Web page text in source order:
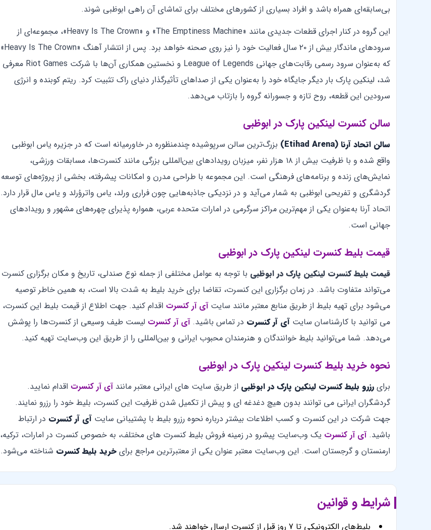
بی‌سابقه‌ای همراه باشد و افراد بسیاری از کشورهای مختلف برای تماشای آن راهی ابوظبی شوند.
این گروه در کنار اجرای قطعات جدیدی مانند «The Emptiness Machine» و «Heavy Is The Crown»، مجموعه‌ای از
سرودهای ماندگار بیش از ۲۰ سال فعالیت خود را نیز روی صحنه خواهد برد. پس از انتشار آهنگ «Heavy Is The Crown»
که به‌عنوان سرود رسمی رقابت‌های جهانی League of Legends و نخستین همکاری آن‌ها با شرکت Riot Games معرفی
شد، لینکین پارک بار دیگر جایگاه خود را به‌عنوان یکی از صداهای تأثیرگذار دنیای راک تثبیت کرد. ریتم کوبنده و انرژی
سرودین این قطعه، روح تازه و جسورانه گروه را بازتاب می‌دهد.
سالن کنسرت لینکین پارک در ابوظبی
سالن اتحاد آرنا (Etihad Arena)
بزرگ‌ترین سالن سرپوشیده چندمنظوره در خاورمیانه است که در جزیره یاس ابوظبی
واقع شده و با ظرفیت بیش از ۱۸ هزار نفر، میزبان رویدادهای بین‌المللی بزرگی مانند کنسرت‌ها، مسابقات ورزشی،
نمایش‌های زنده و برنامه‌های فرهنگی است. این مجموعه با طراحی مدرن و امکانات پیشرفته، بخشی از پروژه‌های توسعه
گردشگری و تفریحی ابوظبی به شمار می‌آید و در نزدیکی جاذبه‌هایی چون فراری ورلد، یاس واتروُرلد و یاس مال قرار دارد.
اتحاد آرنا به‌عنوان یکی از مهم‌ترین مراکز سرگرمی در امارات متحده عربی، همواره پذیرای چهره‌های مشهور و رویدادهای
جهانی است.
قیمت بلیط کنسرت لینکین پارک در ابوظبی
قیمت بلیط کنسرت لینکین پارک در ابوظبی با توجه به عوامل مختلفی از جمله نوع صندلی، تاریخ و مکان برگزاری کنسرت
می‌تواند متفاوت باشد. در زمان برگزاری این کنسرت، تقاضا برای خرید بلیط به شدت بالا است، به همین خاطر توصیه
می‌شود برای تهیه بلیط از طریق منابع معتبر مانند سایتآی آر کنسرت اقدام کنید. جهت اطلاع از قیمت بلیط این کنسرت،
می توانید با کارشناسان سایت آی آر کنسرت در تماس باشید.آی آر کنسرت لیست طیف وسیعی از کنسرت‌ها را پوشش
می‌دهد. شما می‌توانید بلیط خوانندگان و هنرمندان محبوب ایرانی و بین‌المللی را از طریق این وب‌سایت تهیه کنید.
نحوه خرید بلیط کنسرت لینکین پارک در ابوظبی
برای رزرو بلیط کنسرت لینکین پارک در ابوظبی از طریق سایت های ایرانی معتبر مانندآی آر کنسرت اقدام نمایید.
گردشگران ایرانی می توانند بدون هیچ دغدغه ای و پیش از تکمیل شدن ظرفیت این کنسرت، بلیط خود را رزرو نمایند.
جهت شرکت در این کنسرت و کسب اطلاعات بیشتر درباره نحوه رزرو بلیط با پشتیبانی سایت آی آر کنسرت در ارتباط
باشید.آی آر کنسرت یک وب‌سایت پیشرو در زمینه فروش بلیط کنسرت های مختلف، به خصوص کنسرت در امارات، ترکیه،
ارمنستان و گرجستان است. این وب‌سایت معتبر عنوان یکی از معتبرترین مراجع برای خرید بلیط کنسرت شناخته می‌شود.
شرایط و قوانین
بلیط‌های الکترونیکی تا 7 روز قبل از کنسرت ارسال خواهند شد.